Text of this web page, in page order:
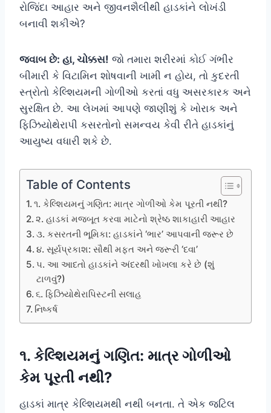
રોજિંદા આહાર અને જીવનશૈલીથી હાડકાંને લોખંડી
બનાવી શકીએ?
જવાબ છે: હા, ચોક્કસ! જો તમારા શરીરમાં કોઈ ગંભીર
બીમારી કે વિટામિન શોષવાની ખામી ન હોય, તો કુદરતી
સ્ત્રોતો કેલ્શિયમની ગોળીઓ કરતાં વધુ અસરકારક અને
સુરક્ષિત છે. આ લેખમાં આપણે જાણીશું કે ખોરાક અને
ફિઝિયોથેરાપી કસરતોનો સમન્વય કેવી રીતે હાડકાંનું
આયુષ્ય વધારી શકે છે.
Table of Contents
૧. કેલ્શિયમનું ગણિત: માત્ર ગોળીઓ કેમ પૂરતી નથી?
૨. હાડકાં મજબૂત કરવા માટેનો શ્રેષ્ઠ શાકાહારી આહાર
૩. કસરતની ભૂમિકા: હાડકાંને ‘ભાર’ આપવાની જરૂર છે
૪. સૂર્યપ્રકાશ: સૌથી મફત અને જરૂરી ‘દવા’
૫. આ આદતો હાડકાંને અંદરથી ખોખલા કરે છે (શું
ટાળવું?)
૬. ફિઝિયોથેરાપિસ્ટની સલાહ
નિષ્કર્ષ
૧. કેલ્શિયમનું ગણિત: માત્ર ગોળીઓ
કેમ પૂરતી નથી?
હાડકાં માત્ર કેલ્શિયમથી નથી બનતા. તે એક જટિલ